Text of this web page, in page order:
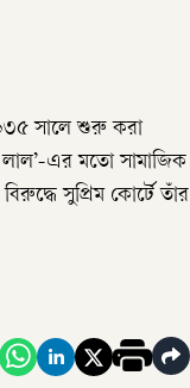
সালে শুরু করা
লাল’-এর মতো সামাজিক
সুপ্রিম কোর্টে তাঁর